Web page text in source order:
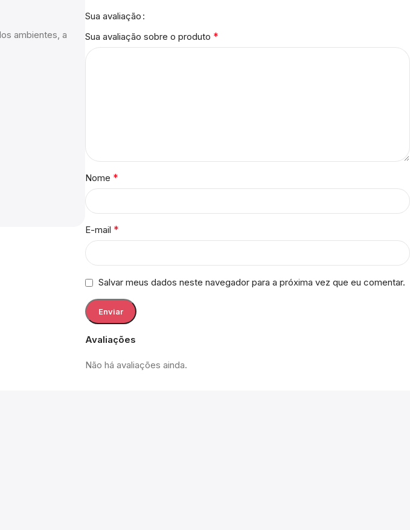
ambientes, a
Avaliações
Não há avaliações ainda.
Sua avaliação
Sua avaliação sobre o produto *
Nome *
E-mail *
Salvar meus dados neste navegador para a próxima vez que eu comentar.